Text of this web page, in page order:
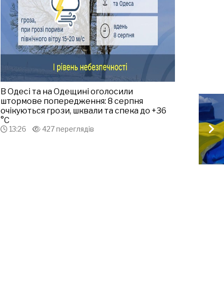
В Одесі та на Одещині оголосили
штормове попередження: 8 серпня
очікуються грози, шквали та спека до +36
°С
13:26 427 переглядів